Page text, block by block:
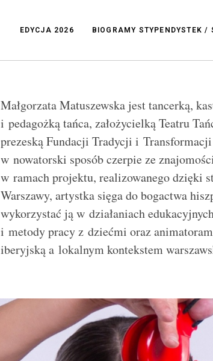
EDYCJA 2026 BIOGRAMY STYPENDYSTEK /
Małgorzata Matuszewska jest tancerką,
i pedagożką tańca, założycielką Teatru
prezeską Fundacji Tradycji i
w nowatorski sposób czerpie ze
w ramach projektu, realizowanego dzięki
Warszawy, artystka sięga do bogactwa
wykorzystać ją w działaniach
i metody pracy z dziećmi oraz
iberyjską a lokalnym kontekstem